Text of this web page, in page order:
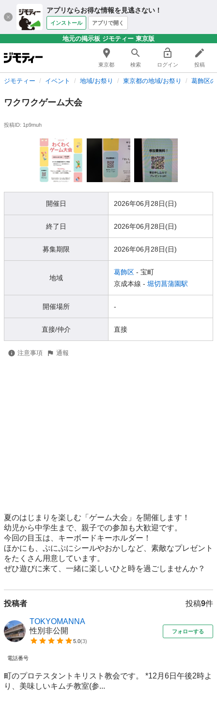
アプリならお得な情報を見逃さない！
インストール アプリで開く
地元の掲示板 ジモティー 東京版
東京都 検索 ログイン 投稿
ジモティー イベント 地域/お祭り 東京都の地域/お祭り 葛飾区
ワクワクゲーム大会
投稿ID: 1p9muh
開催日 2026年06月28日(日)
終了日 2026年06月28日(日)
募集期限 2026年06月28日(日)
地域
葛飾区 - 宝町
京成本線 - 堀切菖蒲園駅
開催場所 -
直接/仲介 直接
注意事項 通報
夏のはじまりを楽しむ「ゲーム大会」を開催します！
幼児から中学生まで、親子での参加も大歓迎です。
今回の目玉は、キーボードキーホルダー！
ほかにも、ぷにぷにシールやおかしなど、素敵なプレゼント
をたくさん用意しています。
ぜひ遊びに来て、一緒に楽しいひと時を過ごしませんか？
投稿者 投稿9件
TOKYOMANNA
性別非公開
5.0(3)
フォローする
電話番号
町のプロテスタントキリスト教会です。 *12月6日午後2時よ
り、美味しいキムチ教室(参...